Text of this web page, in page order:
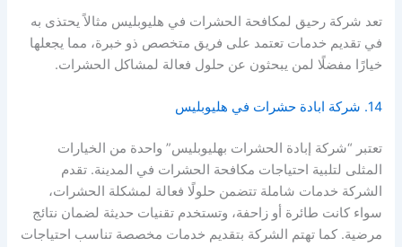
تعد شركة رحيق لمكافحة الحشرات في هليوبليس مثالاً يحتذى به
في تقديم خدمات تعتمد على فريق متخصص ذو خبرة، مما يجعلها
خيارًا مفضلًا لمن يبحثون عن حلول فعالة لمشاكل الحشرات.
14. شركة ابادة حشرات في هليوبليس
تعتبر “شركة إبادة الحشرات بهليوبليس” واحدة من الخيارات
المثلى لتلبية احتياجات مكافحة الحشرات في المدينة. تقدم
الشركة خدمات شاملة تتضمن حلولًا فعالة لمشكلة الحشرات،
سواء كانت طائرة أو زاحفة، وتستخدم تقنيات حديثة لضمان نتائج
مرضية. كما تهتم الشركة بتقديم خدمات مخصصة تناسب احتياجات